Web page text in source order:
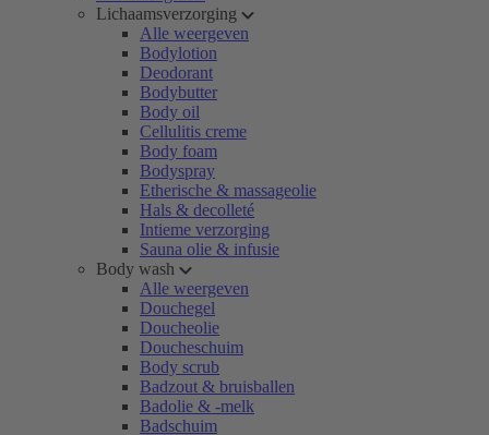
Lichaamsverzorging
Alle weergeven
Bodylotion
Deodorant
Bodybutter
Body oil
Cellulitis creme
Body foam
Bodyspray
Etherische & massageolie
Hals & decolleté
Intieme verzorging
Sauna olie & infusie
Body wash
Alle weergeven
Douchegel
Doucheolie
Doucheschuim
Body scrub
Badzout & bruisballen
Badolie & -melk
Badschuim